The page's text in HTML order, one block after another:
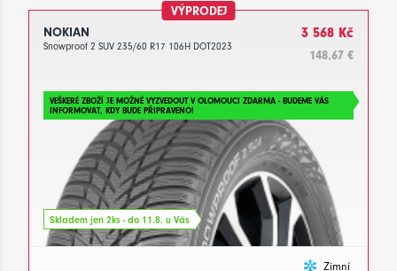
VÝPRODEJ
NOKIAN
Snowproof 2 SUV 235/60 R17 106H DOT2023
3 568 Kč
148.67 €
VEŠKERÉ ZBOŽÍ JE MOŽNÉ VYZVEDOUT V OLOMOUCI ZDARMA - BUDEME VÁS
INFORMOVAT, KDY BUDE PŘIPRAVENO!
Skladem jen 2ks - do 11.8. u Vás
Zimní